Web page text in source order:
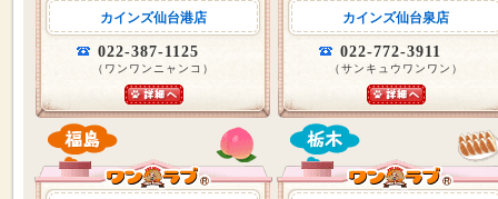
カインズ仙台港店
022-387-1125
（ワンワンニャンコ）
カインズ仙台泉店
022-772-3911
（サンキュウワンワン）